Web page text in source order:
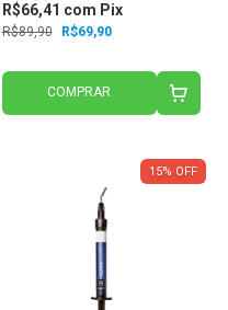
R$89,90 R$69,90
R$66,41 com Pix
COMPRAR
15% OFF